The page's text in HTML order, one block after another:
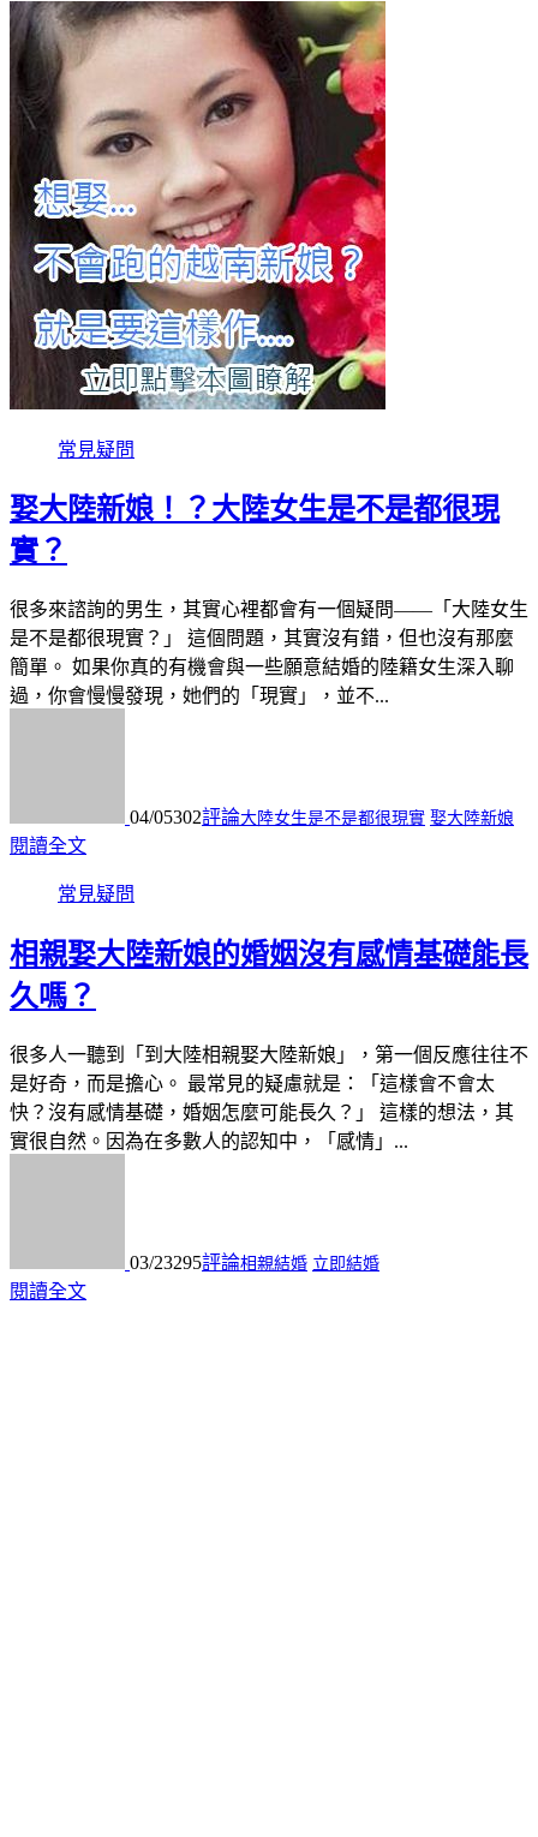
常見疑問
娶大陸新娘！？大陸女生是不是都很現
實？
很多來諮詢的男生，其實心裡都會有一個疑問——「大陸女生
是不是都很現實？」 這個問題，其實沒有錯，但也沒有那麼
簡單。 如果你真的有機會與一些願意結婚的陸籍女生深入聊
過，你會慢慢發現，她們的「現實」，並不...
04/05302評論大陸女生是不是都很現實 娶大陸新娘
閱讀全文
常見疑問
相親娶大陸新娘的婚姻沒有感情基礎能長
久嗎？
很多人一聽到「到大陸相親娶大陸新娘」，第一個反應往往不
是好奇，而是擔心。 最常見的疑慮就是：「這樣會不會太
快？沒有感情基礎，婚姻怎麼可能長久？」 這樣的想法，其
實很自然。因為在多數人的認知中，「感情」...
03/23295評論相親結婚 立即結婚
閱讀全文